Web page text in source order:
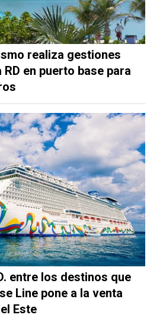
realiza gestiones
en puerto base para
entre los destinos que
Line pone a la venta
Este